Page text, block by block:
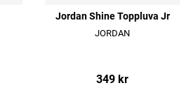
Jordan Shine Toppluva Jr
JORDAN
349 kr